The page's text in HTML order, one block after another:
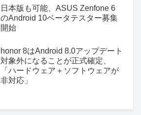
日本版も可能、ASUS Zenfone 6
のAndroid 10ベータテスター募集
開始
honor 8はAndroid 8.0アップデート
対象外になることが正式確定、
「ハードウェア＋ソフトウェアが
非対応」